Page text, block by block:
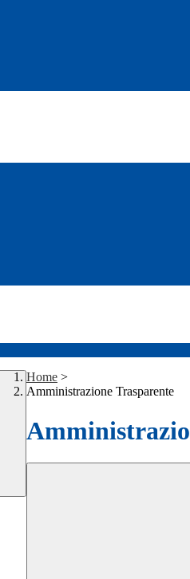
Home >
Amministrazione Trasparente